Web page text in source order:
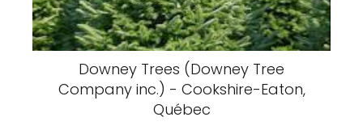
Downey Trees (Downey Tree
Company inc.) - Cookshire-Eaton,
Québec